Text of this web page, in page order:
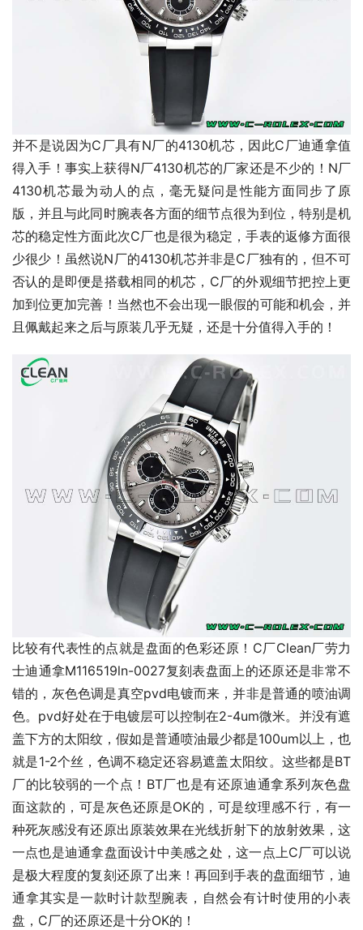
并不是说因为C厂具有N厂的4130机芯，因此C厂迪通拿值
得入手！事实上获得N厂4130机芯的厂家还是不少的！N厂
4130机芯最为动人的点，毫无疑问是性能方面同步了原
版，并且与此同时腕表各方面的细节点很为到位，特别是机
芯的稳定性方面此次C厂也是很为稳定，手表的返修方面很
少很少！虽然说N厂的4130机芯并非是C厂独有的，但不可
否认的是即便是搭载相同的机芯，C厂的外观细节把控上更
加到位更加完善！当然也不会出现一眼假的可能和机会，并
且佩戴起来之后与原装几乎无疑，还是十分值得入手的！
比较有代表性的点就是盘面的色彩还原！C厂Clean厂劳力
士迪通拿M116519ln-0027复刻表盘面上的还原还是非常不
错的，灰色色调是真空pvd电镀而来，并非是普通的喷油调
色。pvd好处在于电镀层可以控制在2-4um微米。并没有遮
盖下方的太阳纹，假如是普通喷油最少都是100um以上，也
就是1-2个丝，色调不稳定还容易遮盖太阳纹。这些都是BT
厂的比较弱的一个点！BT厂也是有还原迪通拿系列灰色盘
面这款的，可是灰色还原是OK的，可是纹理感不行，有一
种死灰感没有还原出原装效果在光线折射下的放射效果，这
一点也是迪通拿盘面设计中美感之处，这一点上C厂可以说
是极大程度的复刻还原了出来！再回到手表的盘面细节，迪
通拿其实是一款时计款型腕表，自然会有计时使用的小表
盘，C厂的还原还是十分OK的！